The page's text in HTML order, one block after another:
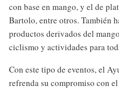
con base en mango, y el de
Bartolo, entre otros. También
productos derivados del
ciclismo y actividades para
Con este tipo de eventos, el
refrenda su compromiso con